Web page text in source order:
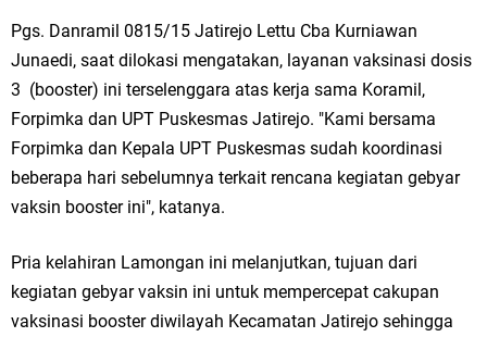
PDUF MUI Jatim Gelar Doa Awal Tahun Hijriah, Teguhkan Optimisme
Menuju Indonesia Emas 2045
Aspirasi Petani dan Warga
Jakarta
Pemdes Cibanteng Salurkan PMT: Cegah Stunting, Perkuat Gizi Balita
Pgs. Danramil 0815/15 Jatirejo Lettu Cba Kurniawan
Junaedi, saat dilokasi mengatakan, layanan vaksinasi dosis
3 (booster) ini terselenggara atas kerja sama Koramil,
Forpimka dan UPT Puskesmas Jatirejo. "Kami bersama
Forpimka dan Kepala UPT Puskesmas sudah koordinasi
beberapa hari sebelumnya terkait rencana kegiatan gebyar
vaksin booster ini", katanya.
Pria kelahiran Lamongan ini melanjutkan, tujuan dari
kegiatan gebyar vaksin ini untuk mempercepat cakupan
vaksinasi booster diwilayah Kecamatan Jatirejo sehingga